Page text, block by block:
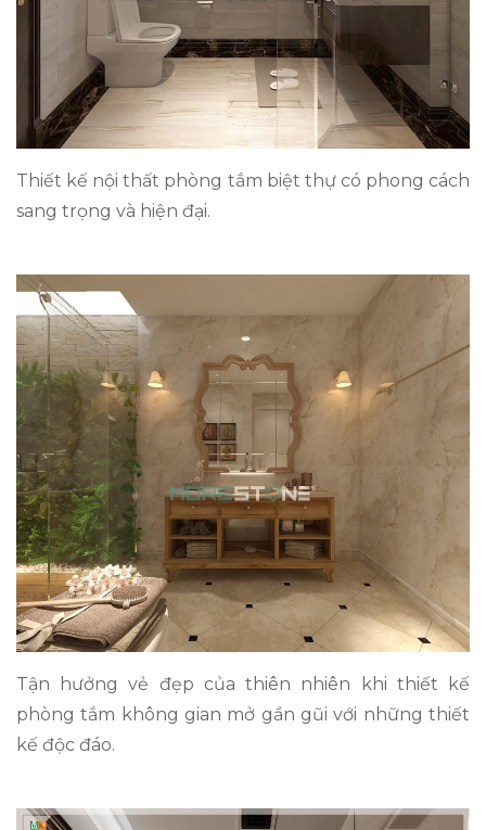
Thiết kế nội thất phòng tắm biệt thự có phong cách
sang trọng và hiện đại.
Tận hưởng vẻ đẹp của thiên nhiên khi thiết kế
phòng tắm không gian mở gần gũi với những thiết
kế độc đáo.